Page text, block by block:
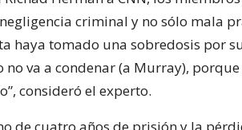
criminal y no sólo mala
haya tomado una sobredosis por
no va a condenar (a Murray),
consideró el experto.
de cuatro años de prisión y la